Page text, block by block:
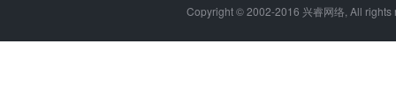
Copyright © 2002-2016 兴睿网络, All